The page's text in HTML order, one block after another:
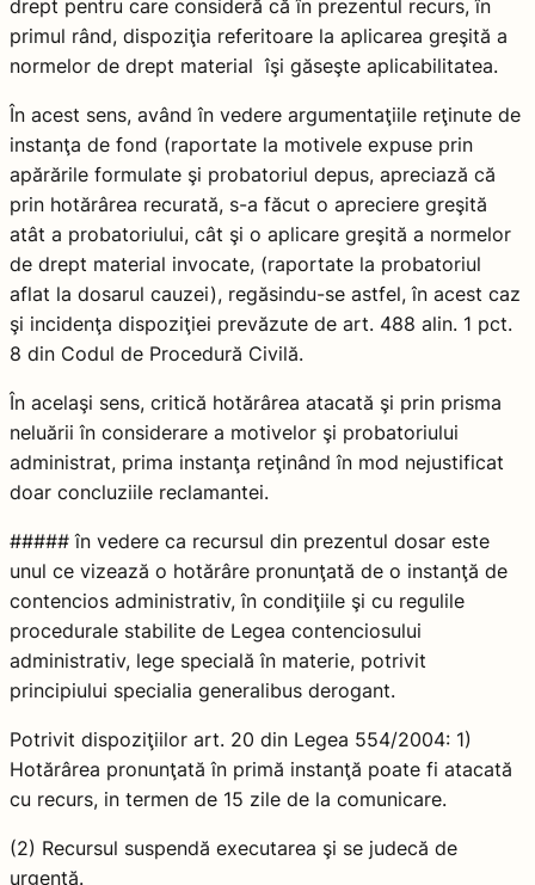
drept pentru care consideră că în prezentul recurs, în
primul rând, dispoziţia referitoare la aplicarea greşită a
normelor de drept material îşi găseşte aplicabilitatea.
În acest sens, având în vedere argumentaţiile reţinute de
instanţa de fond (raportate la motivele expuse prin
apărările formulate şi probatoriul depus, apreciază că
prin hotărârea recurată, s-a făcut o apreciere greşită
atât a probatoriului, cât şi o aplicare greşită a normelor
de drept material invocate, (raportate la probatoriul
aflat la dosarul cauzei), regăsindu-se astfel, în acest caz
şi incidenţa dispoziţiei prevăzute de art. 488 alin. 1 pct.
8 din Codul de Procedură Civilă.
În acelaşi sens, critică hotărârea atacată şi prin prisma
neluării în considerare a motivelor şi probatoriului
administrat, prima instanţa reţinând în mod nejustificat
doar concluziile reclamantei.
##### în vedere ca recursul din prezentul dosar este
unul ce vizează o hotărâre pronunţată de o instanţă de
contencios administrativ, în condiţiile şi cu regulile
procedurale stabilite de Legea contenciosului
administrativ, lege specială în materie, potrivit
principiului specialia generalibus derogant.
Potrivit dispoziţiilor art. 20 din Legea 554/2004: 1)
Hotărârea pronunţată în primă instanţă poate fi atacată
cu recurs, in termen de 15 zile de la comunicare.
(2) Recursul suspendă executarea şi se judecă de
urgenţă.